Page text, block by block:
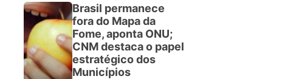
Brasil permanece
fora do Mapa da
Fome, aponta ONU;
CNM destaca o papel
estratégico dos
Municípios